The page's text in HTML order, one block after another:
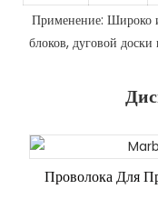
Применение: Широко
блоков, дуговой
Проволока Для